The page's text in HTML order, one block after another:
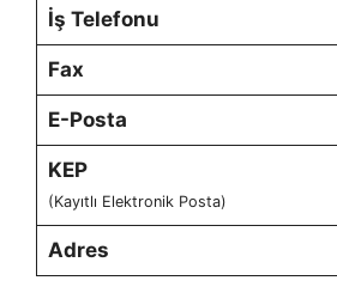
İş Telefonu
Fax
E-Posta
KEP
(Kayıtlı Elektronik Posta)
Adres